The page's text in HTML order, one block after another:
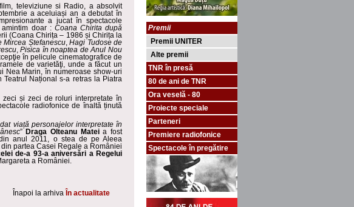
televiziune si Radio, a absolvit
a aceluiași an a debutat în
a jucat în spectacole
doar : Coana Chiritadupă
(Coana Chirița – 1986 și Chirița la
Mircea Ștefanescu,Hagi Tudose de
,Pisica în noaptea de Anul Nou
în pelicule cinematografice de
de varietăţi, unde a făcut un
Nea Marin, în numeroase show-uri
Teatrul Național s-a retras la Piatra
și zeci de roluri interpretate în
radiofonice de înaltă ținută
viață personajelor interpretate în
”Draga Olteanu Mateia fost
anul 2011, o stea de pe Aleea
partea Casei Regale a României
de-a 93-a aniversări a Regelui
a României.
Înapoi la arhiva În actualitate
Premii
Premii UNITER
Alte premii
TNR în presă
80 de ani de TNR
Ora veselă - 80
Proiecte speciale
Parteneri
Premiere radiofonice
Spectacole în pregătire